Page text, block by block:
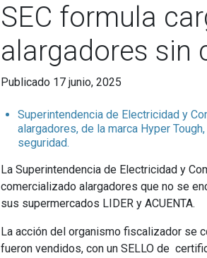
SEC formula
alargadores sin
Publicado 17 junio, 2025
Superintendencia de Electricidad y
alargadores, de la marca Hyper
seguridad.
La Superintendencia de Electricidad y
comercializado alargadores que no se
sus supermercados LIDER y ACUENTA.
La acción del organismo fiscalizador se
fueron vendidos, con un SELLO de